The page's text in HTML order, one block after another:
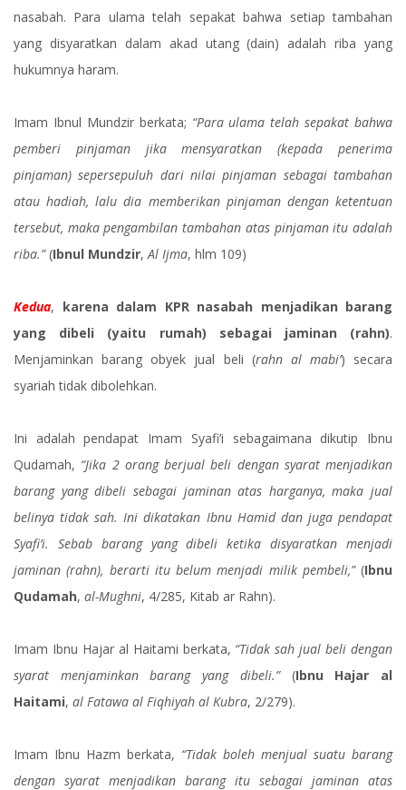
nasabah. Para ulama telah sepakat bahwa setiap tambahan
yang disyaratkan dalam akad utang (dain) adalah riba yang
hukumnya haram.
Imam Ibnul Mundzir berkata; “Para ulama telah sepakat bahwa
pemberi pinjaman jika mensyaratkan (kepada penerima
pinjaman) sepersepuluh dari nilai pinjaman sebagai tambahan
atau hadiah, lalu dia memberikan pinjaman dengan ketentuan
tersebut, maka pengambilan tambahan atas pinjaman itu adalah
riba.”(Ibnul Mundzir,Al Ijma, hlm 109)
Kedua, karena dalam KPR nasabah menjadikan barang
yang dibeli (yaitu rumah) sebagai jaminan (rahn).
Menjaminkan barang obyek jual beli (rahn al mabi’) secara
syariah tidak dibolehkan.
Ini adalah pendapat Imam Syafi’i sebagaimana dikutip Ibnu
Qudamah, “Jika 2 orang berjual beli dengan syarat menjadikan
barang yang dibeli sebagai jaminan atas harganya, maka jual
belinya tidak sah. Ini dikatakan Ibnu Hamid dan juga pendapat
Syafi’i. Sebab barang yang dibeli ketika disyaratkan menjadi
jaminan (rahn), berarti itu belum menjadi milik pembeli,”(Ibnu
Qudamah, al-Mughni, 4/285, Kitab ar Rahn).
Imam Ibnu Hajar al Haitami berkata, “Tidak sah jual beli dengan
syarat menjaminkan barang yang dibeli.”(Ibnu Hajar al
Haitami, al Fatawa al Fiqhiyah al Kubra, 2/279).
Imam Ibnu Hazm berkata, “Tidak boleh menjual suatu barang
dengan syarat menjadikan barang itu sebagai jaminan atas